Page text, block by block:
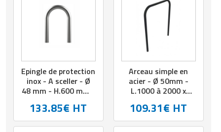
Epingle de protection
inox - A sceller - Ø
48 mm - H.600 mm -
133.85€ HT
Arceau simple en
acier - Ø 50mm -
L.1000 à 2000 x
au choix
109.31€ HT